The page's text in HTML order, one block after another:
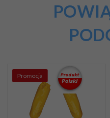
Promocja